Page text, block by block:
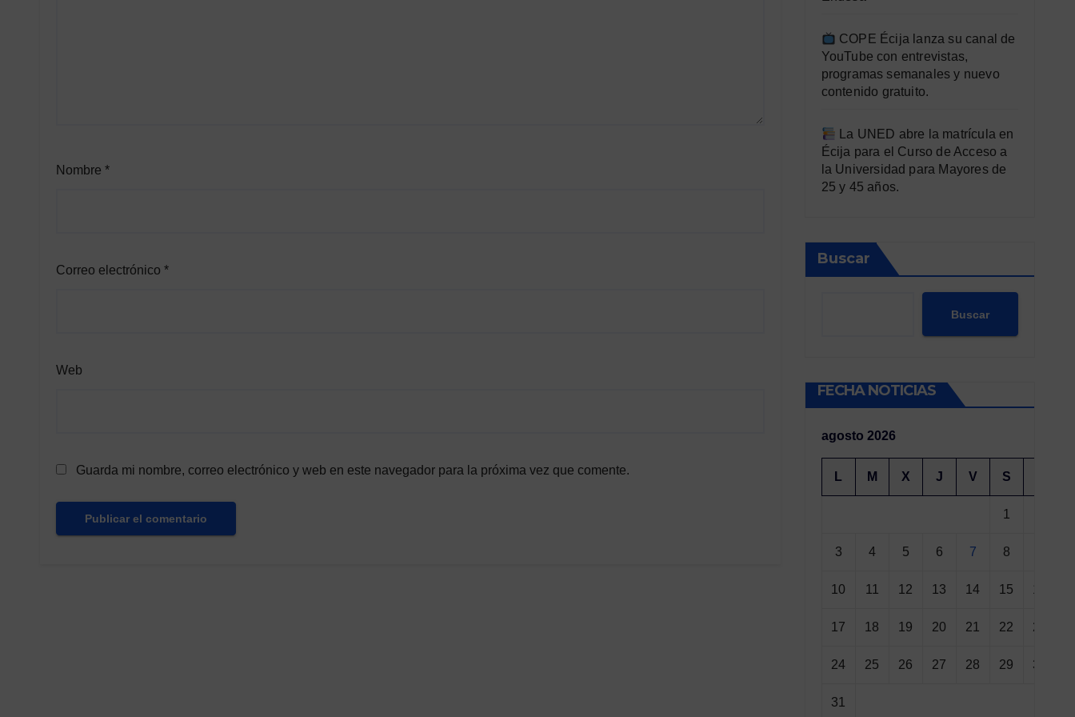
Nombre *
Correo electrónico *
Web
Guarda mi nombre, correo electrónico y web en este navegador para la próxima vez que comente.
COPE Écija lanza su canal de
YouTube con entrevistas,
programas semanales y nuevo
contenido gratuito.
La UNED abre la matrícula en
Écija para el Curso de Acceso a
la Universidad para Mayores de
25 y 45 años.
Buscar
Buscar
FECHA NOTICIAS
agosto 2026
L M X J V S
1
3 4 5 6 7 8
10 11 12 13 14 15 16
17 18 19 20 21 22 23
24 25 26 27 28 29 30
31